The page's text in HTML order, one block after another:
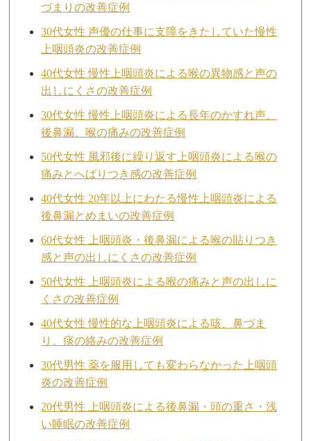
づまりの改善症例
30代女性 声優の仕事に支障をきたしていた慢性
上咽頭炎の改善症例
40代女性 慢性上咽頭炎による喉の異物感と声の
出しにくさの改善症例
30代女性 慢性上咽頭炎による長年のかすれ声、
後鼻漏、喉の痛みの改善症例
50代女性 風邪後に繰り返す上咽頭炎による喉の
痛みとへばりつき感の改善症例
40代女性 20年以上にわたる慢性上咽頭炎による
後鼻漏とめまいの改善症例
60代女性 上咽頭炎・後鼻漏による喉の貼りつき
感と声の出しにくさの改善症例
50代女性 上咽頭炎による喉の痛みと声の出しに
くさの改善症例
40代女性 慢性的な上咽頭炎による咳、鼻づま
り、痰の絡みの改善症例
30代男性 薬を服用しても変わらなかった上咽頭
炎の改善症例
20代男性 上咽頭炎による後鼻漏・頭の重さ・浅
い睡眠の改善症例